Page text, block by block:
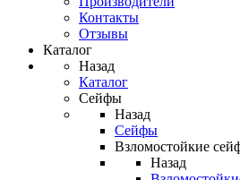
Контакты
Отзывы
Каталог
Назад
Каталог
Сейфы
Назад
Сейфы
Взломостойкие
Назад